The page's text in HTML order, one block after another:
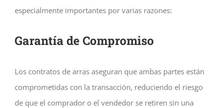
especialmente importantes por varias razones:
Garantía de Compromiso
Los contratos de arras aseguran que ambas partes están
comprometidas con la transacción, reduciendo el riesgo
de que el comprador o el vendedor se retiren sin una